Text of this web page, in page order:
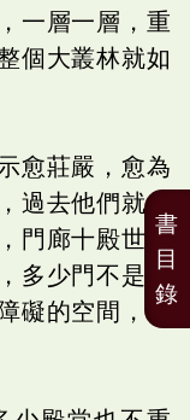
一層一層，重
個大叢林就如
愈莊嚴，愈為
過去他們就很
門廊十殿世間
多少門不是重
礙的空間，以
書
目
錄